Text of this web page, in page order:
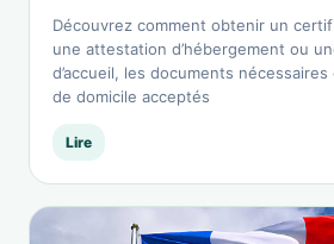
Découvrez comment obtenir un
une attestation d’hébergement ou
d’accueil, les documents
de domicile acceptés
Lire